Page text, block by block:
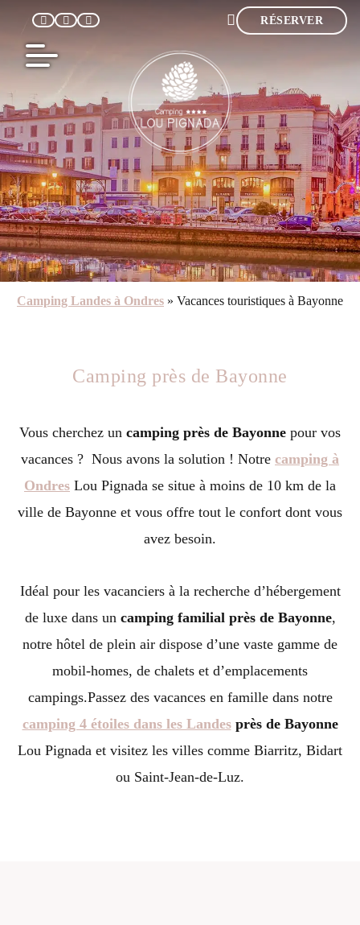
RÉSERVER
Camping Landes à Ondres » Vacances touristiques à Bayonne
Camping près de Bayonne
Vous cherchez un camping près de Bayonne pour vos
vacances ? Nous avons la solution ! Notre camping à
Ondres Lou Pignada se situe à moins de 10 km de la
ville de Bayonne et vous offre tout le confort dont vous
avez besoin.
Idéal pour les vacanciers à la recherche d’hébergement
de luxe dans un camping familial près de Bayonne,
notre hôtel de plein air dispose d’une vaste gamme de
mobil-homes, de chalets et d’emplacements
campings.Passez des vacances en famille dans notre
camping 4 étoiles dans les Landesprès de Bayonne
Lou Pignada et visitez les villes comme Biarritz, Bidart
ou Saint-Jean-de-Luz.